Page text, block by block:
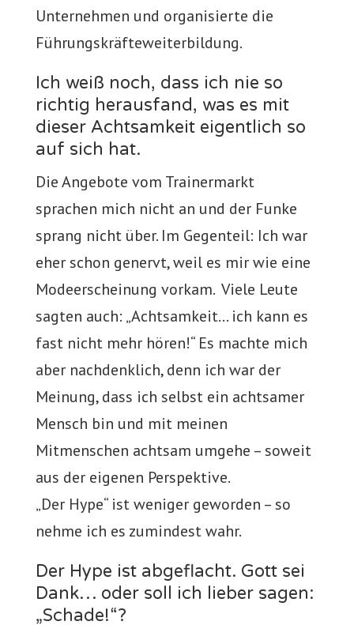
Unternehmen und organisierte die
Führungskräfteweiterbildung.
Ich weiß noch, dass ich nie so
richtig herausfand, was es mit
dieser Achtsamkeit eigentlich so
auf sich hat.
Die Angebote vom Trainermarkt
sprachen mich nicht an und der Funke
sprang nicht über. Im Gegenteil: Ich war
eher schon genervt, weil es mir wie eine
Modeerscheinung vorkam. Viele Leute
sagten auch: „Achtsamkeit… ich kann es
fast nicht mehr hören!“ Es machte mich
aber nachdenklich, denn ich war der
Meinung, dass ich selbst ein achtsamer
Mensch bin und mit meinen
Mitmenschen achtsam umgehe – soweit
aus der eigenen Perspektive.
„Der Hype“ ist weniger geworden – so
nehme ich es zumindest wahr.
Der Hype ist abgeflacht. Gott sei
Dank… oder soll ich lieber sagen:
„Schade!“?